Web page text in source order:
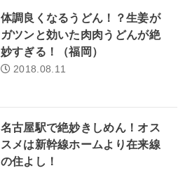
体調良くなるうどん！？生姜が
ガツンと効いた肉肉うどんが絶
妙すぎる！（福岡）
2018.08.11
名古屋駅で絶妙きしめん！オス
スメは新幹線ホームより在来線
の住よし！